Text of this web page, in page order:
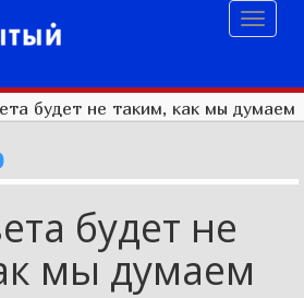
будет не таким, как мы думаем
будет не
мы думаем